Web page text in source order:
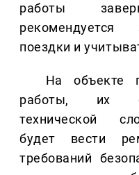
работы
рекомендуется
поездки и
На объекте
работы, их
технической
будет вести
требований